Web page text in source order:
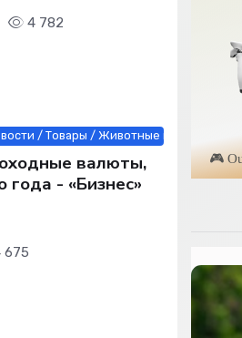
4 782
/ Товары / Животные и растения /
валюты,
- «Бизнес»
675
🎮